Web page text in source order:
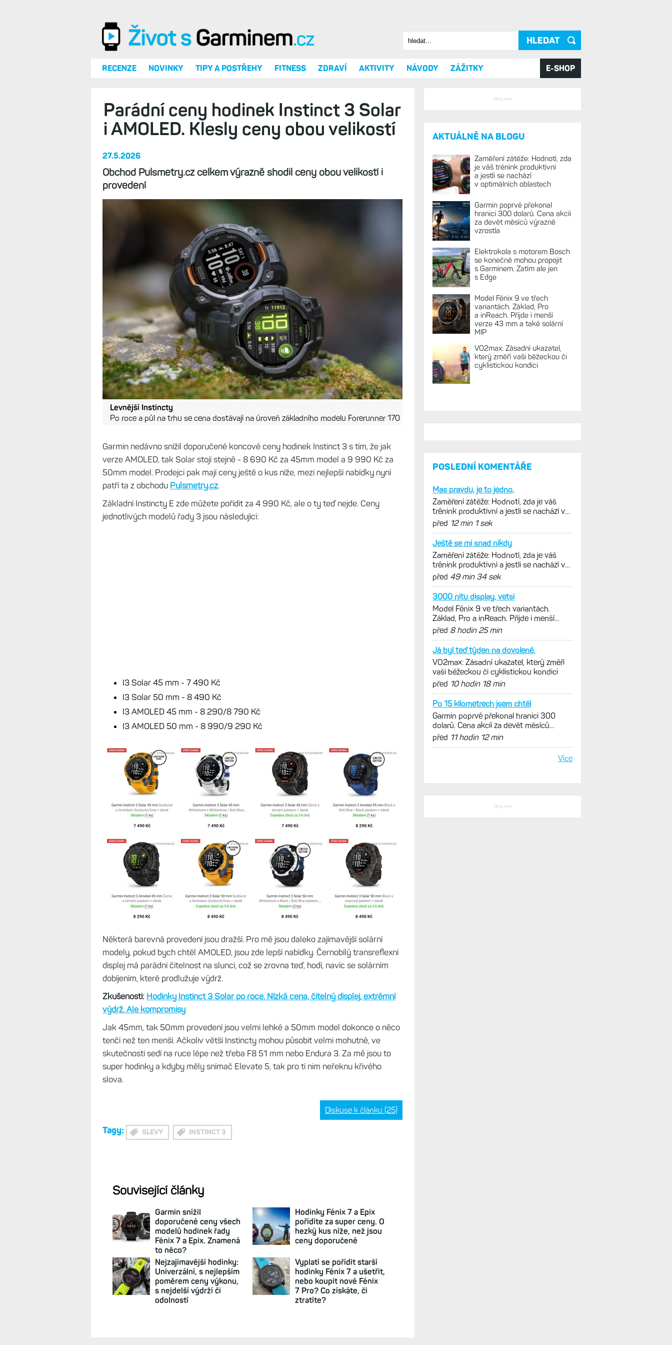
Vyhledávání
Hledat
RECENZE NOVINKY TIPY A POSTŘEHY FITNESS ZDRAVÍ AKTIVITY NÁVODY ZÁŽITKY E-SHOP
Parádní ceny hodinek Instinct 3 Solar
i AMOLED. Klesly ceny obou velikostí
27.5.2026
Obchod Pulsmetry.cz celkem výrazně shodil ceny obou velikostí i
provedení
Levnější Instincty
Po roce a půl na trhu se cena dostávají na úroveň základního modelu Forerunner 170
Garmin nedávno snížil doporučené koncové ceny hodinek Instinct 3 s tím, že jak
verze AMOLED, tak Solar stojí stejně - 8 690 Kč za 45mm model a 9 990 Kč za
50mm model. Prodejci pak mají ceny ještě o kus níže, mezi nejlepší nabídky nyní
patří ta z obchodu Pulsmetry.cz.
Základní Instincty E zde můžete pořídit za 4 990 Kč, ale o ty teď nejde. Ceny
jednotlivých modelů řady 3 jsou následující:
I3 Solar 45 mm - 7 490 Kč
I3 Solar 50 mm - 8 490 Kč
I3 AMOLED 45 mm - 8 290/8 790 Kč
I3 AMOLED 50 mm - 8 990/9 290 Kč
Některá barevná provedení jsou dražší. Pro mě jsou daleko zajímavější solární
modely, pokud bych chtěl AMOLED, jsou zde lepší nabídky. Černobílý transreflexní
displej má parádní čitelnost na slunci, což se zrovna teď, hodí, navíc se solárním
dobíjením, které prodlužuje výdrž.
Zkušenosti: Hodinky Instinct 3 Solar po roce. Nízká cena, čitelný displej, extrémní
výdrž. Ale kompromisy
Jak 45mm, tak 50mm provedení jsou velmi lehké a 50mm model dokonce o něco
tenčí než ten menší. Ačkoliv větší Instincty mohou působit velmi mohutně, ve
skutečnosti sedí na ruce lépe než třeba F8 51 mm nebo Endura 3. Za mě jsou to
super hodinky a kdyby měly snímač Elevate 5, tak pro ti nim neřeknu křivého
slova.
Diskuse k článku (25)
Tagy: SLEVY INSTINCT 3
Související články
Garmin snížil
doporučené ceny všech
modelů hodinek řady
Fénix 7 a Epix. Znamená
to něco?
Hodinky Fénix 7 a Epix
pořídíte za super ceny. O
hezký kus níže, než jsou
ceny doporučené
Nejzajímavější hodinky:
Univerzální, s nejlepším
poměrem ceny výkonu,
s nejdelší výdrží či
odolností
Vyplatí se pořídit starší
hodinky Fénix 7 a ušetřit,
nebo koupit nové Fénix
7 Pro? Co získáte, či
ztratíte?
REKLAMA
AKTUÁLNĚ NA BLOGU
Zaměření zátěže: Hodnotí, zda
je váš trénink produktivní
a jestli se nachází
v optimálních oblastech
Garmin poprvé překonal
hranici 300 dolarů. Cena akcií
za devět měsíců výrazně
vzrostla
Elektrokola s motorem Bosch
se konečně mohou propojit
s Garminem. Zatím ale jen
s Edge
Model Fénix 9 ve třech
variantách. Základ, Pro
a inReach. Přijde i menší
verze 43 mm a také solární
MIP
VO2max: Zásadní ukazatel,
který změří vaši běžeckou či
cyklistickou kondici
POSLEDNÍ KOMENTÁŘE
Mas pravdu, je to jedno,
Zaměření zátěže: Hodnotí, zda je váš
trénink produktivní a jestli se nachází v
optimálních oblastech
před 12 min 1 sek
Ještě se mi snad nikdy
Zaměření zátěže: Hodnotí, zda je váš
trénink produktivní a jestli se nachází v
optimálních oblastech
před 49 min 34 sek
3000 nitu display, vetsi
Model Fénix 9 ve třech variantách.
Základ, Pro a inReach. Přijde i menší
verze 43 mm a také solární...
před 8 hodin 25 min
Já byl teď týden na dovolené,
VO2max: Zásadní ukazatel, který změří
vaši běžeckou či cyklistickou kondici
před 10 hodin 18 min
Po 15 kilometrech jsem chtěl
Garmin poprvé překonal hranici 300
dolarů. Cena akcií za devět měsíců
výrazně vzrostla
před 11 hodin 12 min
Více
REKLAMA